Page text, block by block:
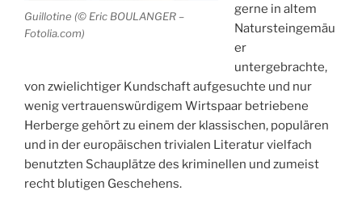
Guillotine (© Eric BOULANGER –
Fotolia.com)
gerne in altem
Natursteingemäu
er
untergebrachte,
von zwielichtiger Kundschaft aufgesuchte und nur
wenig vertrauenswürdigem Wirtspaar betriebene
Herberge gehört zu einem der klassischen, populären
und in der europäischen trivialen Literatur vielfach
benutzten Schauplätze des kriminellen und zumeist
recht blutigen Geschehens.